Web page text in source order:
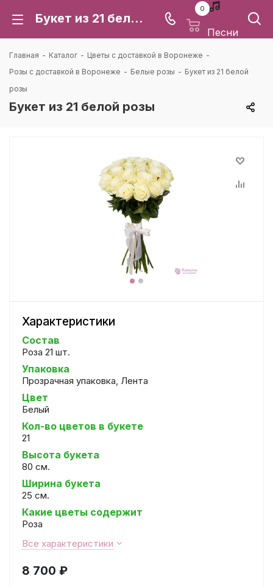
Букет из 21 белой розы: цена и доставка в Воронеже | Каталея
0
Песни
Главная - Каталог - Цветы с доставкой в Воронеже -
Розы с доставкой в Воронеже - Белые розы - Букет из 21 белой
розы
Букет из 21 белой розы
Характеристики
Состав
Роза 21 шт.
Упаковка
Прозрачная упаковка, Лента
Цвет
Белый
Кол-во цветов в букете
21
Высота букета
80 см.
Ширина букета
25 см.
Какие цветы содержит
Роза
Все характеристики
8 700 ₽